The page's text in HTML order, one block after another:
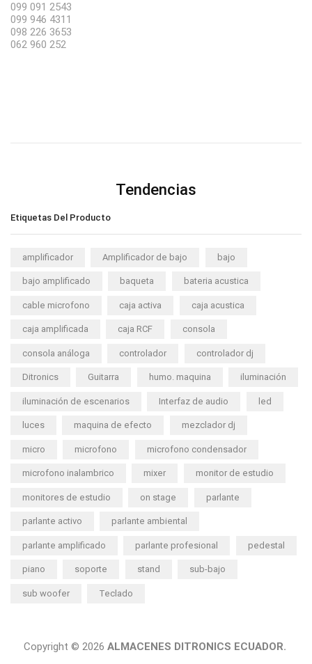
099 091 2543
099 946 4311
098 226 3653
062 960 252
Tendencias
Etiquetas Del Producto
amplificador Amplificador de bajo bajo
bajo amplificado baqueta bateria acustica
cable microfono caja activa caja acustica
caja amplificada caja RCF consola
consola análoga controlador controlador dj
Ditronics Guitarra humo. maquina iluminación
iluminación de escenarios Interfaz de audio led
luces maquina de efecto mezclador dj
micro microfono microfono condensador
microfono inalambrico mixer monitor de estudio
monitores de estudio on stage parlante
parlante activo parlante ambiental
parlante amplificado parlante profesional pedestal
piano soporte stand sub-bajo
sub woofer Teclado
Copyright © 2026 ALMACENES DITRONICS ECUADOR.